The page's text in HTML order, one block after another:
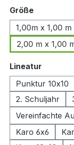
Größeauswählen
1,00m x 1,00 m
2,00 m x 1,00
Lineatur
Punktur 10x10
2. Schuljahr
Vereinfachte
Karo 6x6